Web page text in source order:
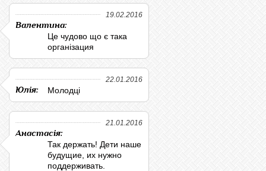
19.02.2016
Валентина:
Це чудово що є така
організация
22.01.2016
Юлія: Молодці
21.01.2016
Анастасія:
Так держать! Дети наше
будущие, их нужно
поддерживать.